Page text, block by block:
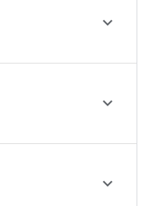


